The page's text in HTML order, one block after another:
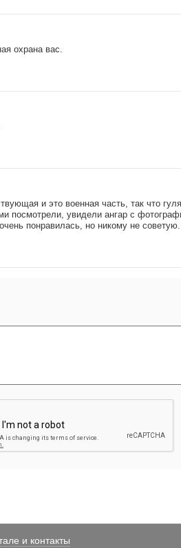
охрана вас.
и это военная часть, так что
посмотрели, увидели ангар с
понравилась, но никому не советую.
и контакты